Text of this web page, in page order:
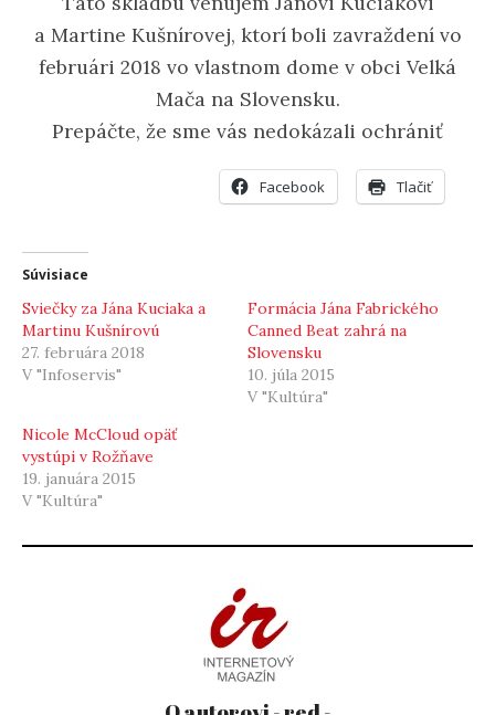
a Martine Kušnírovej, ktorí boli zavraždení vo
februári 2018 vo vlastnom dome v obci Velká
Mača na Slovensku.
Prepáčte, že sme vás nedokázali ochrániť
Facebook Tlačiť
Súvisiace
Sviečky za Jána Kuciaka a
Martinu Kušnírovú
27. februára 2018
V "Infoservis"
Formácia Jána Fabrického
Canned Beat zahrá na
Slovensku
10. júla 2015
V "Kultúra"
Nicole McCloud opäť
vystúpi v Rožňave
19. januára 2015
V "Kultúra"